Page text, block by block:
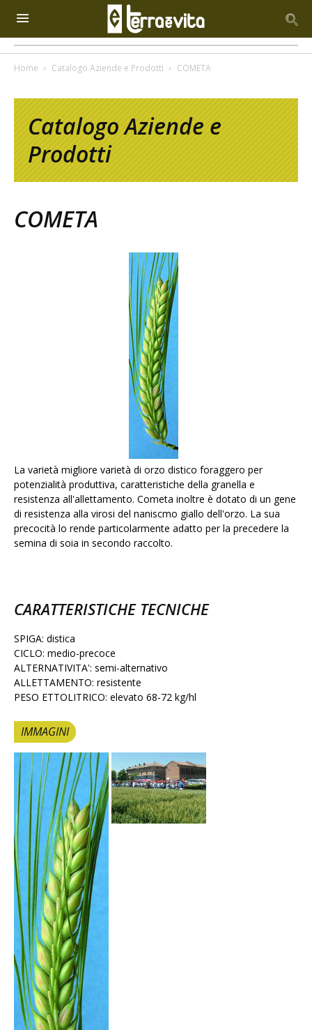
Home Catalogo Aziende e Prodotti COMETA
Catalogo Aziende e
Prodotti
COMETA
La varietà migliore varietà di orzo distico foraggero per
potenzialità produttiva, caratteristiche della granella e
resistenza all'allettamento. Cometa inoltre è dotato di un gene
di resistenza alla virosi del naniscmo giallo dell'orzo. La sua
precocità lo rende particolarmente adatto per la precedere la
semina di soia in secondo raccolto.
CARATTERISTICHE TECNICHE
SPIGA: distica
CICLO: medio-precoce
ALTERNATIVITA': semi-alternativo
ALLETTAMENTO: resistente
PESO ETTOLITRICO: elevato 68-72 kg/hl
IMMAGINI